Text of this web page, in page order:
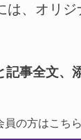
は、オリジ
記事全文、
員の方はこちら